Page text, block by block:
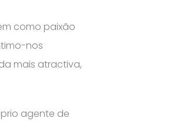
como paixão
nos
mais atractiva,
agente de